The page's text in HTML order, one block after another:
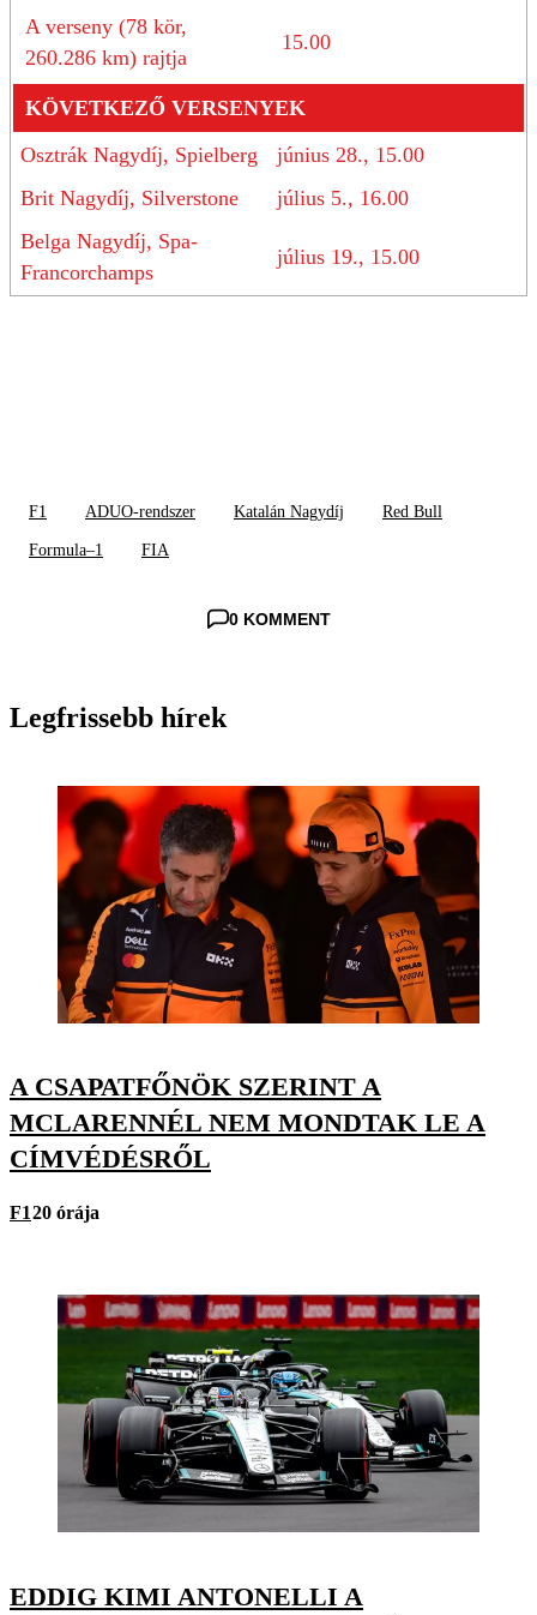
A verseny (78 kör,
260.286 km) rajtja
15.00
KÖVETKEZŐ VERSENYEK
Osztrák Nagydíj, Spielberg
június 28., 15.00
Brit Nagydíj, Silverstone
július 5., 16.00
Belga Nagydíj, Spa-
Francorchamps
július 19., 15.00
F1 ADUO-rendszer Katalán Nagydíj Red Bull
Formula–1 FIA
0 KOMMENT
Legfrissebb hírek
A CSAPATFŐNÖK SZERINT A
MCLARENNÉL NEM MONDTAK LE A
CÍMVÉDÉSRŐL
F120 órája
EDDIG KIMI ANTONELLI A